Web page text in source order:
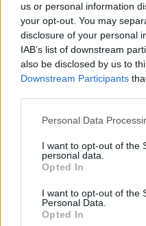
us or personal information
your opt-out. You may
disclosure of your personal
IAB’s list of downstream
also be disclosed by us to
Downstream Participants
Please note that this
not limited to your visit or
grant or deny consent to
use your data for below
consent section.
Personal Data
I want to opt-out of the
personal data.
Opted In
I want to opt-out of the
Personal Data.
Opted In
αμειβόμενο με μισθό,
μηνιαίου μισθού ή ένα
αμειβόμενους με
ημερολογιακές ημέρες
σχέσης. Εάν η σχέση
δώρο Πάσχα.
Εκτός από την
από την 1η
στο διάστημα αυτό,